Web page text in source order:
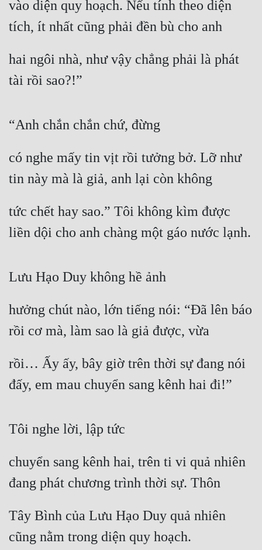
Đẹp
Tính Cách Nhân Vật :
Sát Phạt Quyết Đoán
Điềm Đạm
vào diện quy hoạch. Nếu tính theo diện
tích, ít nhất cũng phải đền bù cho anh
hai ngôi nhà, như vậy chẳng phải là phát
tài rồi sao?!”
“Anh chắn chắn chứ, đừng
có nghe mấy tin vịt rồi tưởng bở. Lỡ như
tin này mà là giả, anh lại còn không
tức chết hay sao.” Tôi không kìm được
liền dội cho anh chàng một gáo nước lạnh.
Lưu Hạo Duy không hề ảnh
hưởng chút nào, lớn tiếng nói: “Đã lên báo
rồi cơ mà, làm sao là giả được, vừa
rồi… Ấy ấy, bây giờ trên thời sự đang nói
đấy, em mau chuyển sang kênh hai đi!”
Tôi nghe lời, lập tức
chuyển sang kênh hai, trên ti vi quả nhiên
đang phát chương trình thời sự. Thôn
Tây Bình của Lưu Hạo Duy quả nhiên
cũng nằm trong diện quy hoạch.